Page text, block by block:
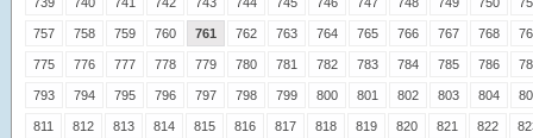
757 758 759 760 761 762 763 764 765 766 767 768
775 776 777 778 779 780 781 782 783 784 785 786
793 794 795 796 797 798 799 800 801 802 803 804
811 812 813 814 815 816 817 818 819 820 821 822